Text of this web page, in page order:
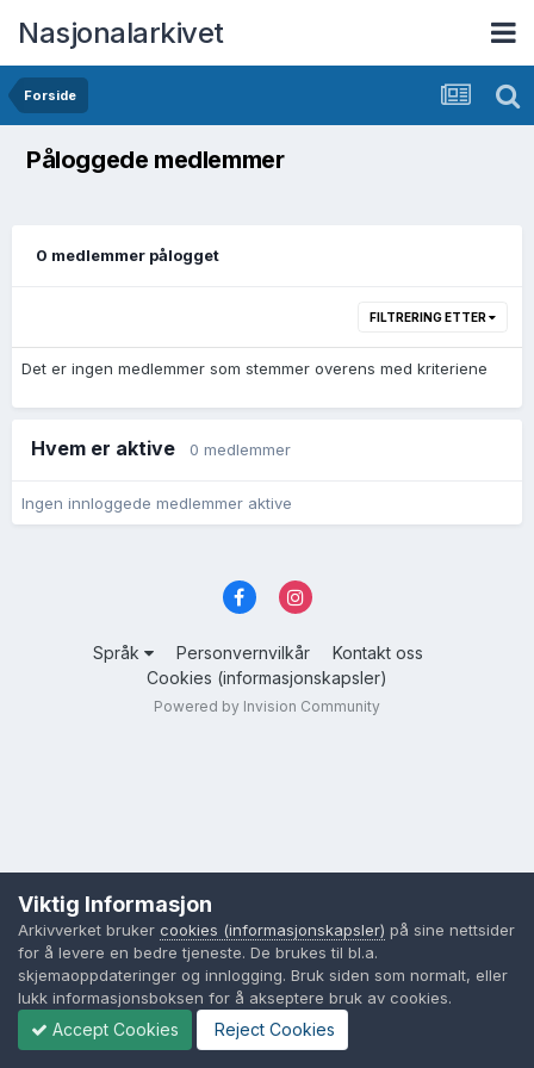
Nasjonalarkivet
Forside
Påloggede medlemmer
0 medlemmer pålogget
FILTRERING ETTER
Det er ingen medlemmer som stemmer overens med kriteriene
Hvem er aktive 0 medlemmer
Ingen innloggede medlemmer aktive
Språk Personvernvilkår
Kontakt oss
Cookies (informasjonskapsler)
Powered by Invision Community
Viktig Informasjon
Arkivverket bruker cookies (informasjonskapsler) på sine nettsider
for å levere en bedre tjeneste. De brukes til bl.a.
skjemaoppdateringer og innlogging. Bruk siden som normalt, eller
lukk informasjonsboksen for å akseptere bruk av cookies.
Accept Cookies Reject Cookies